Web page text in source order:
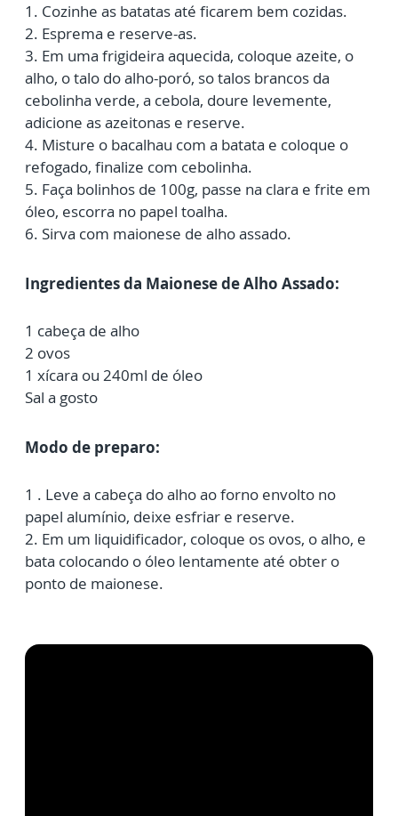
1. Cozinhe as batatas até ficarem bem cozidas.
2. Esprema e reserve-as.
3. Em uma frigideira aquecida, coloque azeite, o
alho, o talo do alho-poró, sotalos brancos da
cebolinha verde, a cebola, doure levemente,
adicione asazeitonas e reserve.
4. Misture o bacalhau com a batata e coloque o
refogado, finalize com cebolinha.
5. Faça bolinhos de 100g, passe na clara e frite em
óleo, escorra no papel toalha.
6. Sirva com maionese de alho assado.
Ingredientes da Maionese de Alho Assado:
1 cabeça de alho
2 ovos
1 xícara ou 240ml de óleo
Sal a gosto
Modo de preparo:
1 . Leve a cabeça do alho ao forno envolto no
papel alumínio, deixe esfriar e reserve.
2. Em um liquidificador, coloque os ovos, o alho, e
bata colocando o óleo lentamente até obter o
ponto de maionese.